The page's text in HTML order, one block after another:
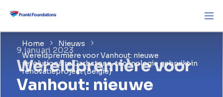
Home
Nieuws
Wereldpremière voor Vanhout: nieuwe
revolutionaire Carbstone-technologie gebruikt in
renovatieproject (België)
9 januari 2023
Wereldpremière voor
Vanhout: nieuwe